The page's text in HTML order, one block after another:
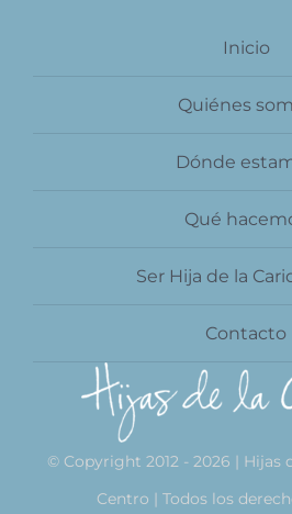
Inicio
Quiénes
Dónde
Qué
Ser Hija de la
Contacto
© Copyright 2012 - 2026 | Hijas
Centro | Todos los